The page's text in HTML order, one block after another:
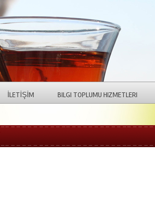
İLETİŞİM BILGI TOPLUMU HIZMETLERI